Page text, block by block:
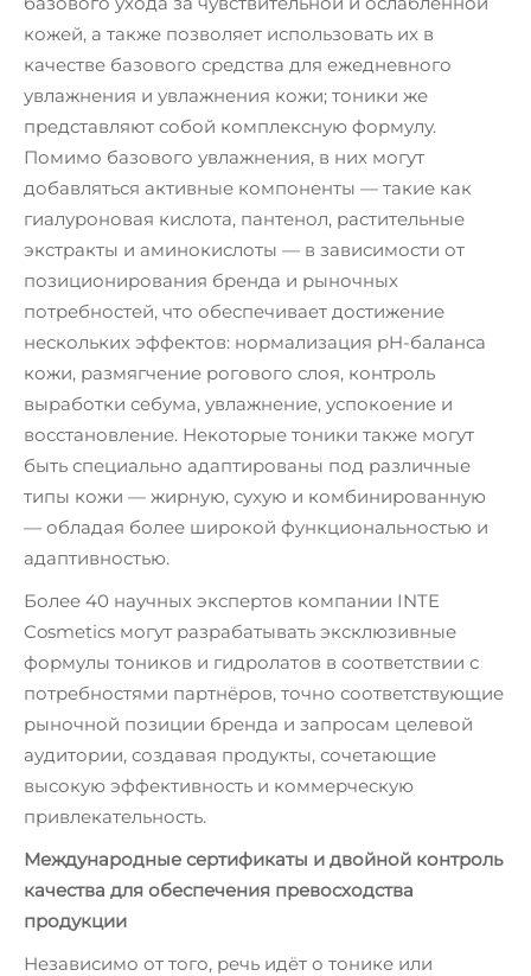
кожей, а также позволяет использовать их в
качестве базового средства для ежедневного
увлажнения и увлажнения кожи; тоники же
представляют собой комплексную формулу.
Помимо базового увлажнения, в них могут
добавляться активные компоненты — такие как
гиалуроновая кислота, пантенол, растительные
экстракты и аминокислоты — в зависимости от
позиционирования бренда и рыночных
потребностей, что обеспечивает достижение
нескольких эффектов: нормализация pH-баланса
кожи, размягчение рогового слоя, контроль
выработки себума, увлажнение, успокоение и
восстановление. Некоторые тоники также могут
быть специально адаптированы под различные
типы кожи — жирную, сухую и комбинированную
— обладая более широкой функциональностью и
адаптивностью.
Более 40 научных экспертов компании INTE
Cosmetics могут разрабатывать эксклюзивные
формулы тоников и гидролатов в соответствии с
потребностями партнёров, точно соответствующие
рыночной позиции бренда и запросам целевой
аудитории, создавая продукты, сочетающие
высокую эффективность и коммерческую
привлекательность.
Международные сертификаты и двойной контроль
качества для обеспечения превосходства
продукции
Независимо от того, речь идёт о тонике или